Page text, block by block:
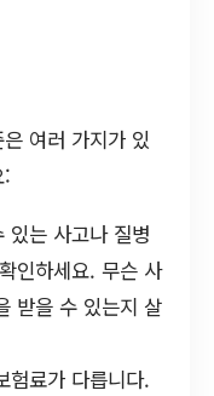
여러 가지가 있
:
있는 사고나 질병
인하세요. 무슨 사
받을 수 있는지 살
험료가 다릅니다.